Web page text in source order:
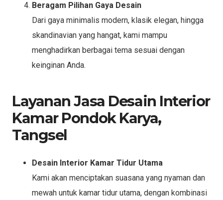
Beragam Pilihan Gaya Desain
Dari gaya minimalis modern, klasik elegan, hingga
skandinavian yang hangat, kami mampu
menghadirkan berbagai tema sesuai dengan
keinginan Anda.
Layanan Jasa Desain Interior
Kamar Pondok Karya,
Tangsel
Desain Interior Kamar Tidur Utama
Kami akan menciptakan suasana yang nyaman dan
mewah untuk kamar tidur utama, dengan kombinasi